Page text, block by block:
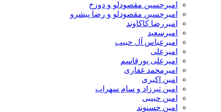
امیرحسین مقصودلو و دوزخ
امیرحسین مقصودلو و رضا پیشرو
امیررضا کاکاوند
امیرسعید
امیرعباس آل حبیب
امیرعلی
امیرعلی پورقاسم
امیرمحمد غفاری
امین اکبری
امین تیرزاد و سام سهراب
امین حبیبی
امین حسنوند